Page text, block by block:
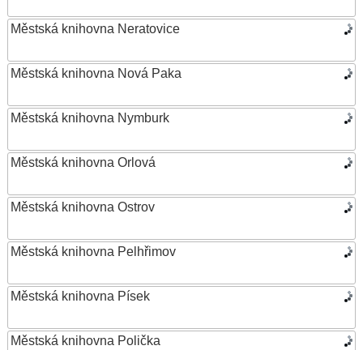
Městská knihovna Neratovice
Městská knihovna Nová Paka
Městská knihovna Nymburk
Městská knihovna Orlová
Městská knihovna Ostrov
Městská knihovna Pelhřimov
Městská knihovna Písek
Městská knihovna Polička